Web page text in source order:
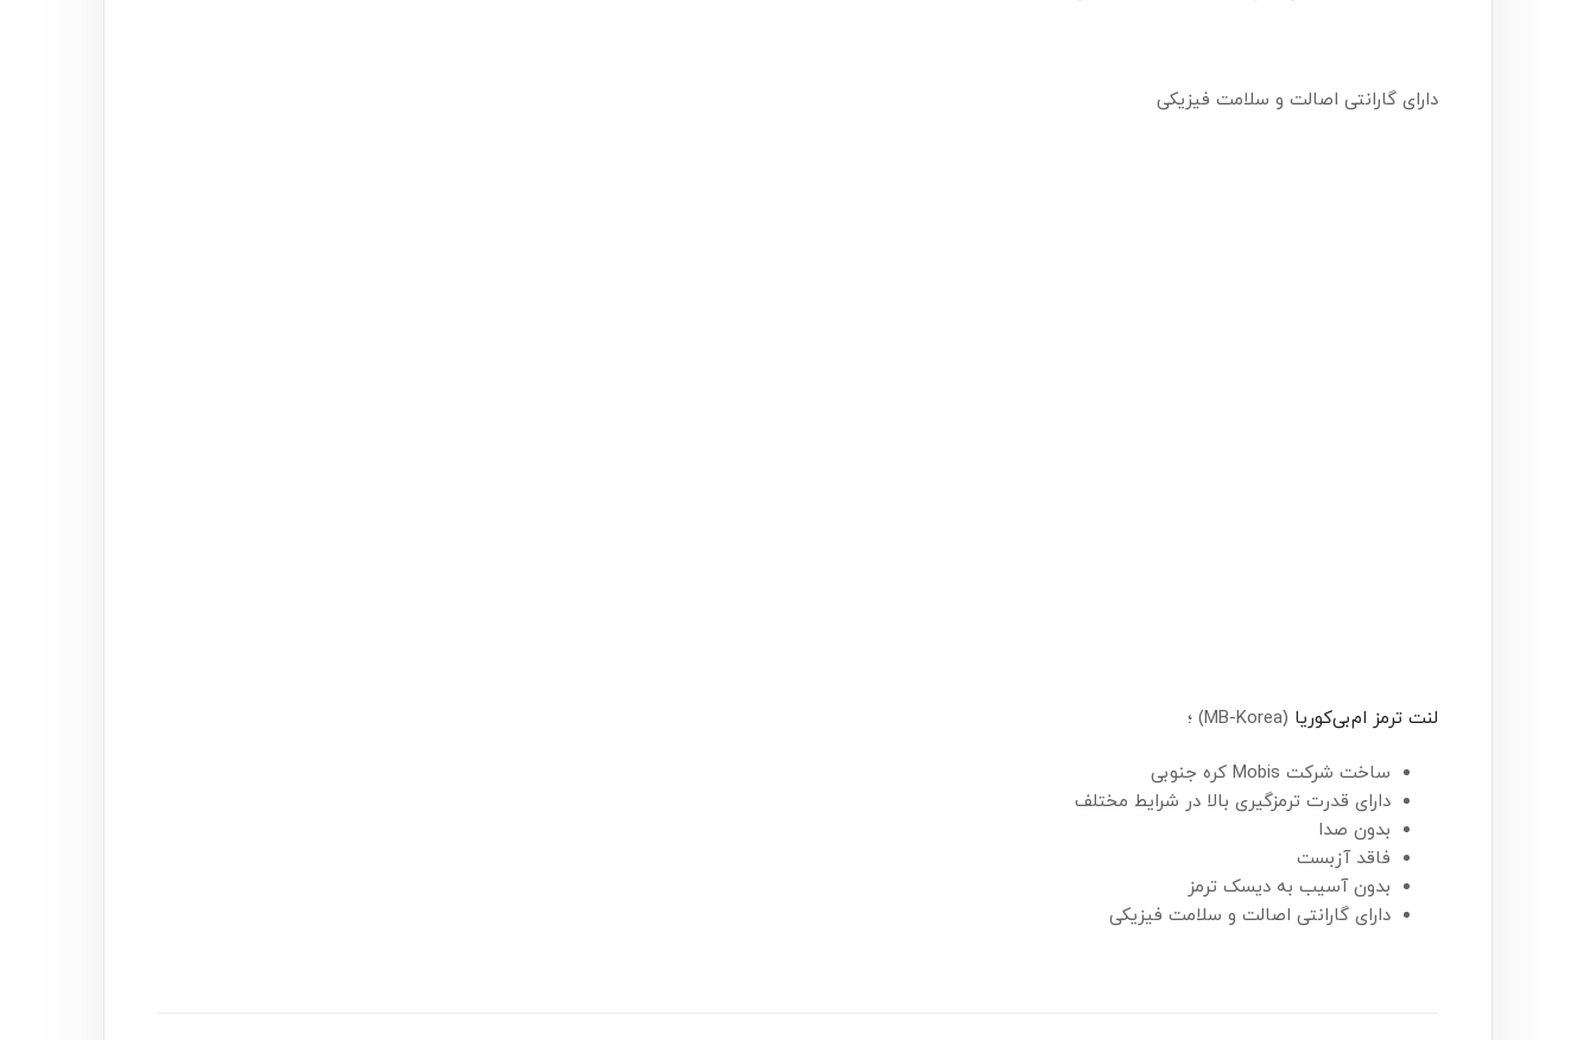
دارای گارانتی اصالت و سلامت فیزیکی
لنت ترمز ام‌بی‌کوریا (MB-Korea) ؛
ساخت شرکت Mobis کره جنوبی
دارای قدرت ترمزگیری بالا در شرایط مختلف
بدون صدا
فاقد آزبست
بدون آسیب به دیسک ترمز
دارای گارانتی اصالت و سلامت فیزیکی